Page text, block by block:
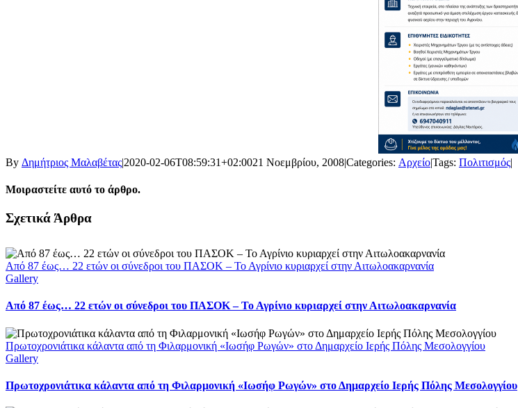
By Δημήτριος Μαλαβέτας|2020-02-06T08:59:31+02:0021 Νοεμβρίου, 2008|Categories: Αρχείο|Tags: Πολιτισμός|
Μοιραστείτε αυτό το άρθρο.
Facebook
X
LinkedIn
WhatsApp
Email
Σχετικά Άρθρα
Από 87 έως… 22 ετών οι σύνεδροι του ΠΑΣΟΚ – Το Αγρίνιο κυριαρχεί στην Αιτωλοακαρνανία
Gallery
Από 87 έως… 22 ετών οι σύνεδροι του ΠΑΣΟΚ – Το Αγρίνιο κυριαρχεί στην Αιτωλοακαρνανία
Πρωτοχρονιάτικα κάλαντα από τη Φιλαρμονική «Ιωσήφ Ρωγών» στο Δημαρχείο Ιερής Πόλης Μεσολογγίου
Gallery
Πρωτοχρονιάτικα κάλαντα από τη Φιλαρμονική «Ιωσήφ Ρωγών» στο Δημαρχείο Ιερής Πόλης Μεσολογγίου